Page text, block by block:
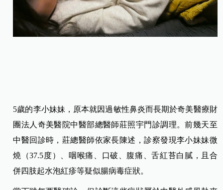
5歲的李小妹妹，原本就因過敏性鼻炎而長期於奇美醫療財
團法人奇美醫院中醫部總醫師莊照宇門診調理。前幾天至
中醫回診時，莊總醫師依家長陳述，診察發現李小妹妹微
燒（37.5度）、咽喉痛、口破、腹痛、舌紅苔白膩，且合
併四肢起水泡紅疹等疑似腸病毒症狀。